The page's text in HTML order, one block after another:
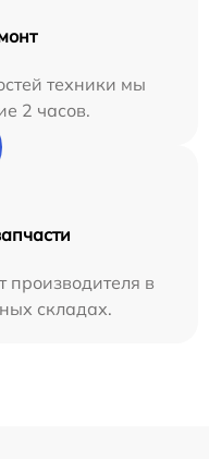
техники мы
2 часов.
производителя в
складах.